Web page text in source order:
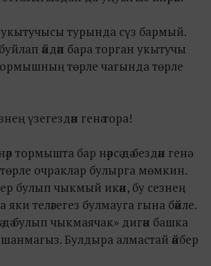
турында сүз бармый.
әйдәп бара торган укытучы
төрле чагында төрле
үзегездән генә тора!
тормышта бар нәрсә дә бездән генә
төрле очраклар булырга мөмкин.
булып чыкмый икән, бу сезнең
теләгегез булмауга гына бәйле.
дә булып чыкмаячак» дигән башка
Булдыра алмастай әйбер